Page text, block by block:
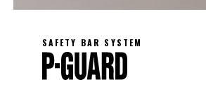
SAFETY BAR SYSTEM